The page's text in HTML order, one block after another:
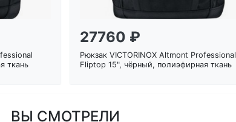
ткань
27760 ₽
Рюкзак VICTORINOX Altmont Professional
Fliptop 15", чёрный, полиэфирная ткань
ВЫ СМОТРЕЛИ